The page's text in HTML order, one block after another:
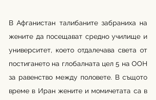
В Афганистан талибаните забраниха на
жените да посещават средно училище и
университет, което отдалечава света от
постигането на глобалната цел 5 на ООН
за равенство между половете. В същото
време в Иран жените и момичетата са в